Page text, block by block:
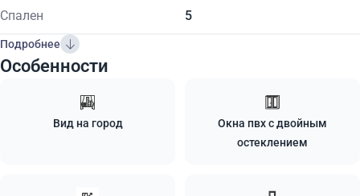
Спален 5
Подробнее
Особенности
Вид на город
Окна пвх с двойным
остеклением